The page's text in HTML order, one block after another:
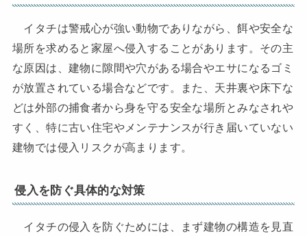
イタチは警戒心が強い動物でありながら、餌や安全な
場所を求めると家屋へ侵入することがあります。その主
な原因は、建物に隙間や穴がある場合やエサになるゴミ
が放置されている場合などです。また、天井裏や床下な
どは外部の捕食者から身を守る安全な場所とみなされや
すく、特に古い住宅やメンテナンスが行き届いていない
建物では侵入リスクが高まります。
侵入を防ぐ具体的な対策
イタチの侵入を防ぐためには、まず建物の構造を見直